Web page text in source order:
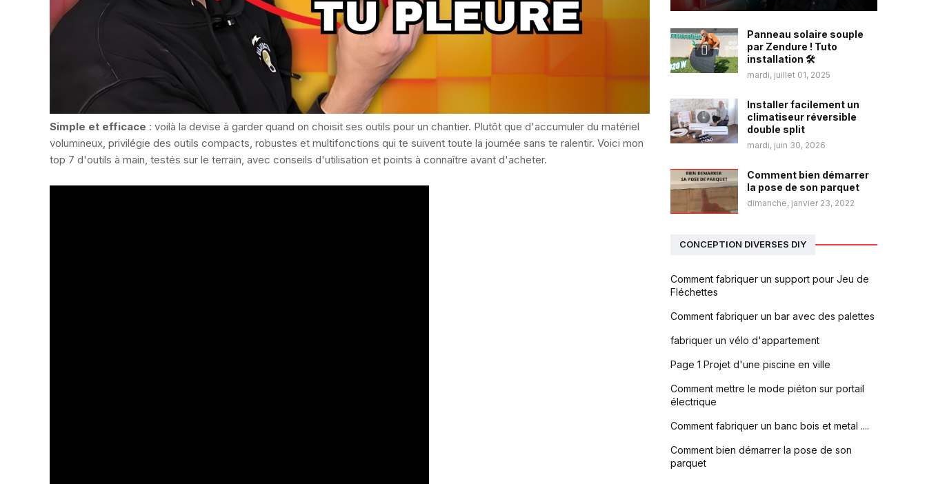
Simple et efficace : voilà la devise à garder quand on choisit ses outils pour un chantier. Plutôt que d'accumuler du matériel
volumineux, privilégie des outils compacts, robustes et multifonctions qui te suivent toute la journée sans te ralentir. Voici mon
top 7 d'outils à main, testés sur le terrain, avec conseils d'utilisation et points à connaître avant d'acheter.
Panneau solaire souple
par Zendure ! Tuto
installation 🛠️
mardi, juillet 01, 2025
Installer facilement un
climatiseur réversible
double split
mardi, juin 30, 2026
Comment bien démarrer
la pose de son parquet
dimanche, janvier 23, 2022
CONCEPTION DIVERSES DIY
Comment fabriquer un support pour Jeu de
Fléchettes
Comment fabriquer un bar avec des palettes
fabriquer un vélo d'appartement
Page 1 Projet d'une piscine en ville
Comment mettre le mode piéton sur portail
électrique
Comment fabriquer un banc bois et metal ....
Comment bien démarrer la pose de son
parquet